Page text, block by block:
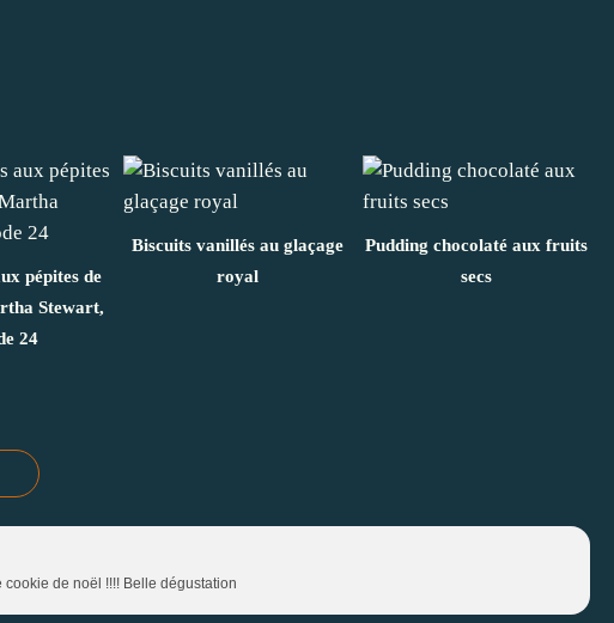
pépites de
Stewart,
24
Biscuits vanillés au glaçage
royal
Pudding chocolaté aux fruits
secs
de noël !!!! Belle dégustation